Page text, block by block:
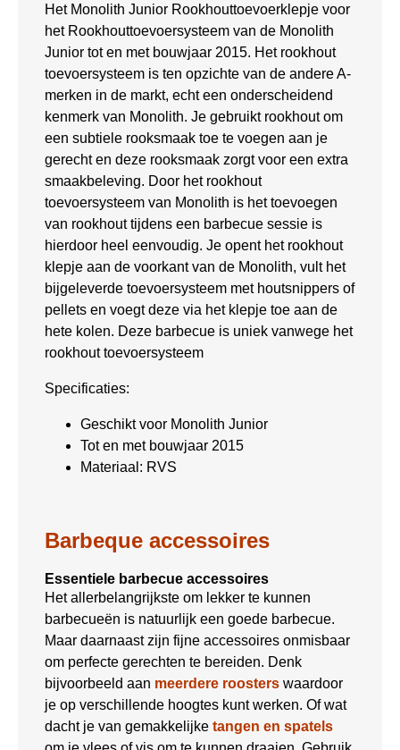
Het Monolith Junior Rookhouttoevoerklepje voor
het Rookhouttoevoersysteem van de Monolith
Junior tot en met bouwjaar 2015. Het rookhout
toevoersysteem is ten opzichte van de andere A-
merken in de markt, echt een onderscheidend
kenmerk van Monolith. Je gebruikt rookhout om
een subtiele rooksmaak toe te voegen aan je
gerecht en deze rooksmaak zorgt voor een extra
smaakbeleving. Door het rookhout
toevoersysteem van Monolith is het toevoegen
van rookhout tijdens een barbecue sessie is
hierdoor heel eenvoudig. Je opent het rookhout
klepje aan de voorkant van de Monolith, vult het
bijgeleverde toevoersysteem met houtsnippers of
pellets en voegt deze via het klepje toe aan de
hete kolen. Deze barbecue is uniek vanwege het
rookhout toevoersysteem
Specificaties:
Geschikt voor Monolith Junior
Tot en met bouwjaar 2015
Materiaal: RVS
Barbeque accessoires
Essentiele barbecue accessoires
Het allerbelangrijkste om lekker te kunnen
barbecueën is natuurlijk een goede barbecue.
Maar daarnaast zijn fijne accessoires onmisbaar
om perfecte gerechten te bereiden. Denk
bijvoorbeeld aan meerdere roosters waardoor
je op verschillende hoogtes kunt werken. Of wat
dacht je van gemakkelijke tangen en spatels